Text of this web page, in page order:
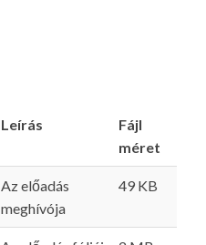
Leírás
Fájl
méret
Az előadás
meghívója
49 KB